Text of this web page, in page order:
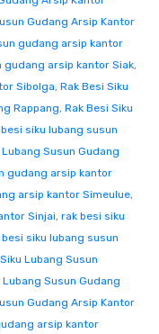
Gudang Arsip Kantor
gudang arsip kantor
gudang arsip kantor Siak,
Sibolga, Rak Besi Siku
Rappang, Rak Besi Siku
siku lubang susun
Lubang Susun Gudang
gudang arsip kantor
arsip kantor Simeulue,
Sinjai, rak besi siku
siku lubang susun
Lubang Susun
Lubang Susun Gudang
Gudang Arsip Kantor
arsip kantor